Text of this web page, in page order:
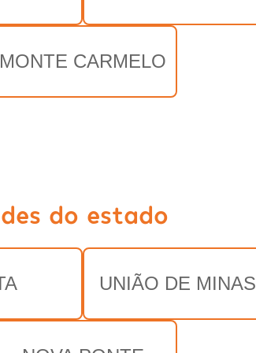
MONTE CARMELO
do estado
UNIÃO DE MINAS